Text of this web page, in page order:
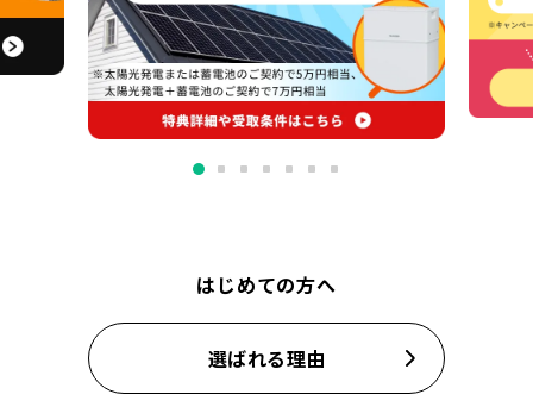
はじめての方へ
選ばれる理由